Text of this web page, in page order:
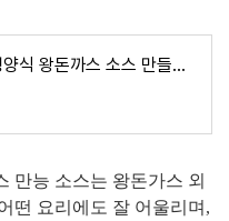
편스토랑 류수영 경양식 왕돈까스 소스 만들기 만능 소스 황금레시피
만능 소스는 왕돈가스 외
떤 요리에도 잘 어울리며,